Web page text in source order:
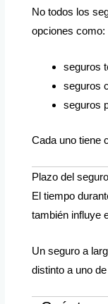
No todos los
opciones como:
seguros
seguros
seguros
Cada uno tiene
Plazo del seguro
El tiempo
también influye
Un seguro a
distinto a uno